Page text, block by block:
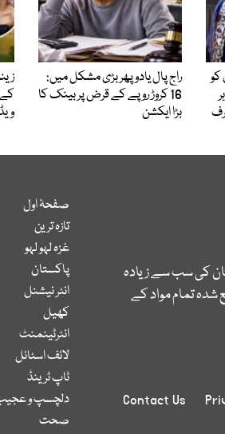
راج پال یادو پھر بڑی مشکل میں:
16 کروڑ روپے کے قرض پر بینک کا
بڑا ایکشن
کی سب سے زیادہ
تمام مواد کے
Contact Us
صفحۂ اول
تازہ ترین
غزہ لہو لہو
پاکستان
انٹر نیشنل
کھیل
انٹرٹینمنٹ
لائف اسٹائل
ٹاپ ٹرینڈ
دلچسپ و
صحت